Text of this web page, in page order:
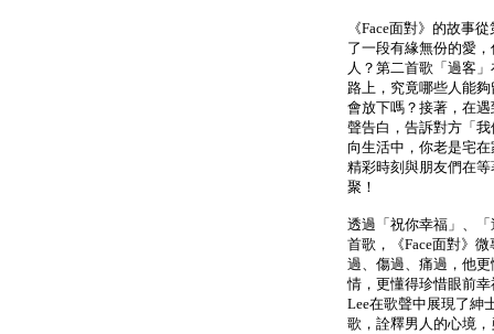
《Face面對》的故事
了一段有緣無份的愛
人？第二首歌「過客
路上，究竟哪些人能
會放下嗎？接著，在
聲告白，告訴對方「
向生活中，你老是宅
精彩時刻與朋友們在
聚！
透過「祝你幸福」、
首歌，《Face面對》
過、傷過、痛過，他
情，更懂得珍惜眼前
Lee在歌聲中展現了紳
歌，詮釋男人的心境